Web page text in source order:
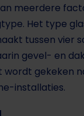
meerdere
Het type
tussen vier
gevel- en
gekeken
installaties.